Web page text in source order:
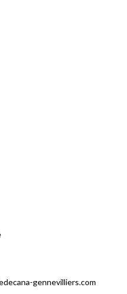
gennevilliers.com